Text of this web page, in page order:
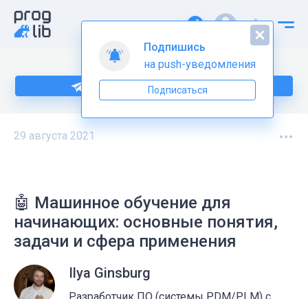
Подпишитесь на нас в Telegram
29 августа 2021
🤖 Машинное обучение для
начинающих: основные понятия,
задачи и сфера применения
Ilya Ginsburg
Подпишись
на push-уведомления
Подписаться